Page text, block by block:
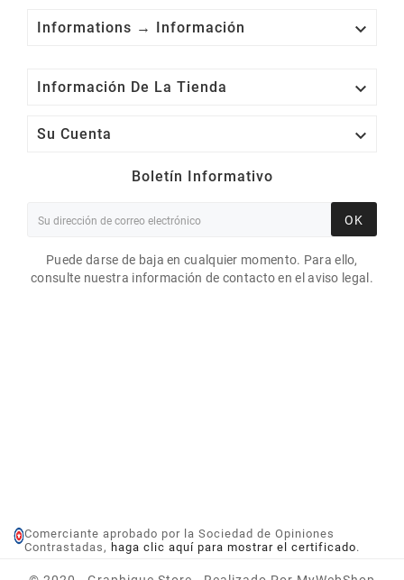
CARTUCHO DE TINTA
Informations → Información 
Información De La Tienda 
Su Cuenta 
Boletín Informativo
OK
Puede darse de baja en cualquier momento. Para ello,
consulte nuestra información de contacto en el aviso legal.
Comerciante aprobado por la Sociedad de Opiniones
Contrastadas, haga clic aquí para mostrar el certificado.